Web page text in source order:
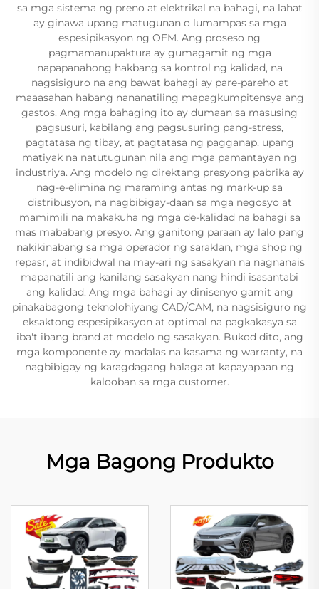
sa mga sistema ng preno at elektrikal na bahagi, na lahat
ay ginawa upang matugunan o lumampas sa mga
espesipikasyon ng OEM. Ang proseso ng
pagmamanupaktura ay gumagamit ng mga
napapanahong hakbang sa kontrol ng kalidad, na
nagsisiguro na ang bawat bahagi ay pare-pareho at
maaasahan habang nananatiling mapagkumpitensya ang
gastos. Ang mga bahaging ito ay dumaan sa masusing
pagsusuri, kabilang ang pagsusuring pang-stress,
pagtatasa ng tibay, at pagtatasa ng pagganap, upang
matiyak na natutugunan nila ang mga pamantayan ng
industriya. Ang modelo ng direktang presyong pabrika ay
nag-e-elimina ng maraming antas ng mark-up sa
distribusyon, na nagbibigay-daan sa mga negosyo at
mamimili na makakuha ng mga de-kalidad na bahagi sa
mas mababang presyo. Ang ganitong paraan ay lalo pang
nakikinabang sa mga operador ng saraklan, mga shop ng
repasr, at indibidwal na may-ari ng sasakyan na nagnanais
mapanatili ang kanilang sasakyan nang hindi isasantabi
ang kalidad. Ang mga bahagi ay dinisenyo gamit ang
pinakabagong teknolohiyang CAD/CAM, na nagsisiguro ng
eksaktong espesipikasyon at optimal na pagkakasya sa
iba't ibang brand at modelo ng sasakyan. Bukod dito, ang
mga komponente ay madalas na kasama ng warranty, na
nagbibigay ng karagdagang halaga at kapayapaan ng
kalooban sa mga customer.
Mga Bagong Produkto